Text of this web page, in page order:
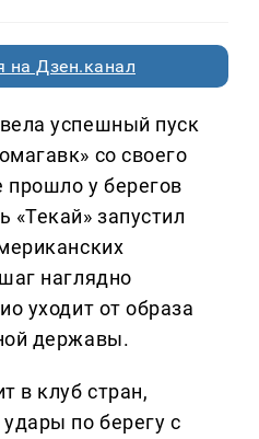
на Дзен.канал
успешный пуск
со своего
у берегов
«Текай» запустил
наглядно
уходит от образа
державы.
в клуб стран,
по берегу с